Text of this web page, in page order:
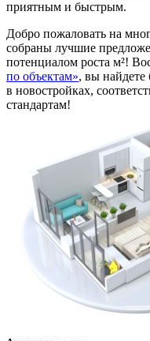
приятным и быстрым.
Добро пожаловать на
собраны лучшие
потенциалом роста м²!
по объектам», вы найдете
в новостройках,
стандартам!